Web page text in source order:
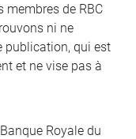
membres de RBC
ni ne
publication, qui est
et ne vise pas à
Royale du